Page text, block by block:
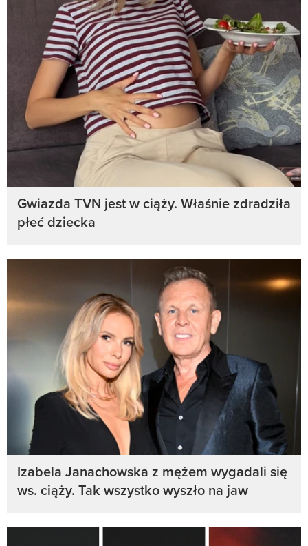
Gwiazda TVN jest w ciąży. Właśnie zdradziła
płeć dziecka
Izabela Janachowska z mężem wygadali się
ws. ciąży. Tak wszystko wyszło na jaw